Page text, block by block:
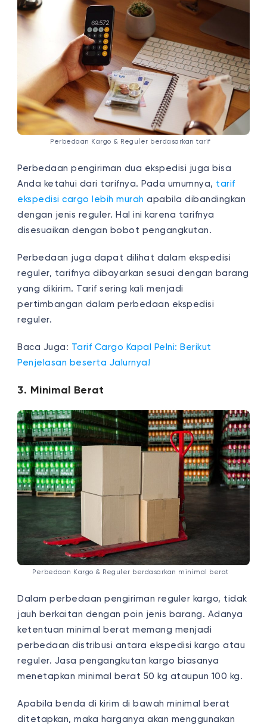
Perbedaan Kargo & Reguler berdasarkan tarif
Perbedaan pengiriman dua ekspedisi juga bisa
Anda ketahui dari tarifnya. Pada umumnya, tarif
ekspedisi cargo lebih murah apabila dibandingkan
dengan jenis reguler. Hal ini karena tarifnya
disesuaikan dengan bobot pengangkutan.
Perbedaan juga dapat dilihat dalam ekspedisi
reguler, tarifnya dibayarkan sesuai dengan barang
yang dikirim. Tarif sering kali menjadi
pertimbangan dalam perbedaan ekspedisi
reguler.
Baca Juga: Tarif Cargo Kapal Pelni: Berikut
Penjelasan beserta Jalurnya!
3. Minimal Berat
Perbedaan Kargo & Reguler berdasarkan minimal berat
Dalam perbedaan pengiriman reguler kargo, tidak
jauh berkaitan dengan poin jenis barang. Adanya
ketentuan minimal berat memang menjadi
perbedaan distribusi antara ekspedisi kargo atau
reguler. Jasa pengangkutan kargo biasanya
menetapkan minimal berat 50 kg ataupun 100 kg.
Apabila benda di kirim di bawah minimal berat
ditetapkan, maka harganya akan menggunakan